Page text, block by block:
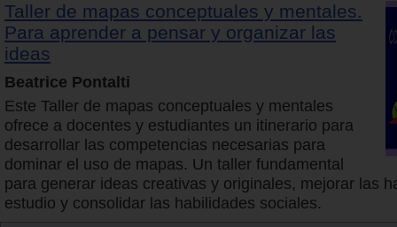
Taller de mapas conceptuales y mentales.
Para aprender a pensar y organizar las
ideas
Beatrice Pontalti
Este Taller de mapas conceptuales y mentales
ofrece a docentes y estudiantes un itinerario para
desarrollar las competencias necesarias para
dominar el uso de mapas. Un taller fundamental
para generar ideas creativas y originales, mejorar las
estudio y consolidar las habilidades sociales.